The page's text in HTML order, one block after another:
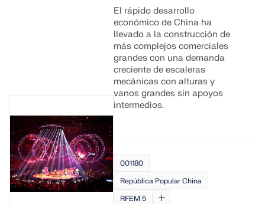
El rápido desarrollo
económico de China ha
llevado a la construcción de
más complejos comerciales
grandes con una demanda
creciente de escaleras
mecánicas con alturas y
vanos grandes sin apoyos
intermedios.
001180
República Popular China
RFEM 5